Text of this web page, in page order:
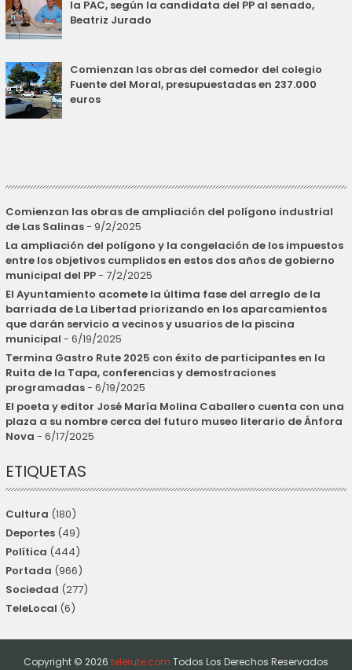
la PAC, según la candidata del PP al senado,
Beatriz Jurado
Comienzan las obras del comedor del colegio
Fuente del Moral, presupuestadas en 237.000
euros
Comienzan las obras de ampliación del polígono industrial
de Las Salinas- 9/2/2025
La ampliación del polígono y la congelación de los impuestos
entre los objetivos cumplidos en estos dos años de gobierno
municipal del PP- 7/2/2025
El Ayuntamiento acomete la última fase del arreglo de la
barriada de La Libertad priorizando en los aparcamientos
que darán servicio a vecinos y usuarios de la piscina
municipal - 6/19/2025
Termina Gastro Rute 2025 con éxito de participantes en la
Ruita de la Tapa, conferencias y demostraciones
programadas- 6/19/2025
El poeta y editor José María Molina Caballero cuenta con una
plaza a su nombre cerca del futuro museo literario de Ánfora
Nova - 6/17/2025
ETIQUETAS
Cultura (180)
Deportes (49)
Política (444)
Portada (966)
Sociedad (277)
TeleLocal (6)
Copyright © 2026 telerute.com Todos Los Derechos Reservados